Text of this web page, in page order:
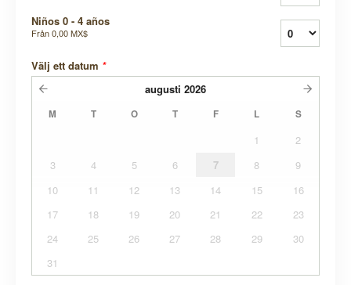
Niños 0 - 4 años
Från0,00 MX$
Välj ett datum *
augusti 2026
M T O T F L S
1
2
3
4 5 6 7 8
9
10
11 12 13 14 15
16
17
18 19 20 21 22
23
24
25 26 27 28 29
30
31